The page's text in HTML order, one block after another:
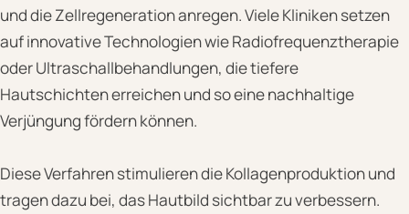
und die Zellregeneration anregen. Viele Kliniken setzen
auf innovative Technologien wie Radiofrequenztherapie
oder Ultraschallbehandlungen, die tiefere
Hautschichten erreichen und so eine nachhaltige
Verjüngung fördern können.
Diese Verfahren stimulieren die Kollagenproduktion und
tragen dazu bei, das Hautbild sichtbar zu verbessern.